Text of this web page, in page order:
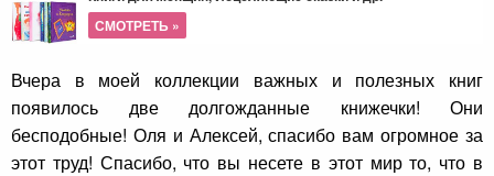
СМОТРЕТЬ »
Вчера в моей коллекции важных и полезных книг
появилось две долгожданные книжечки! Они
бесподобные! Оля и Алексей, спасибо вам огромное за
этот труд! Спасибо, что вы несете в этот мир то, что в